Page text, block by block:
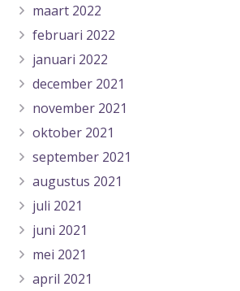
maart 2022
februari 2022
januari 2022
december 2021
november 2021
oktober 2021
september 2021
augustus 2021
juli 2021
juni 2021
mei 2021
april 2021